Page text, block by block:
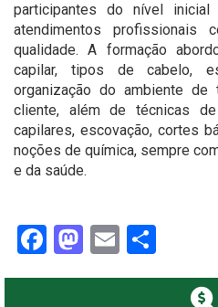
participantes do nível
atendimentos profissionais
qualidade. A formação
capilar, tipos de cabelo,
organização do ambiente de
cliente, além de técnicas de
capilares, escovação, cortes
noções de química, sempre
e da saúde.
Facebook
Mastodon
Email